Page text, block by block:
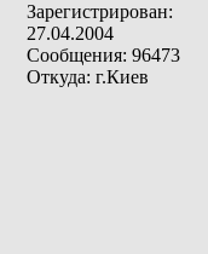
Зарегистрирован:
27.04.2004
Сообщения: 96473
Откуда: г.Киев